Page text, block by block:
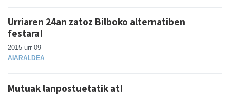
Urriaren 24an zatoz Bilboko alternatiben
festara!
2015 urr 09
AIARALDEA
Mutuak lanpostuetatik at!